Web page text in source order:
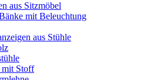
aus Sitzmöbel
mit Beleuchtung
aus Stühle
mit Stoff